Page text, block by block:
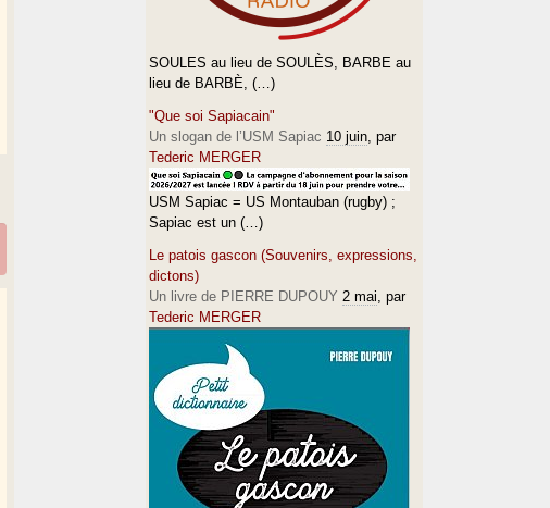
SOULES au lieu de SOULÈS, BARBE au
lieu de BARBÈ, (…)
"Que soi Sapiacain"
Un slogan de l’USM Sapiac 10 juin, par
Tederic MERGER
USM Sapiac = US Montauban (rugby) ;
Sapiac est un (…)
Le patois gascon (Souvenirs, expressions,
dictons)
Un livre de PIERRE DUPOUY 2 mai, par
Tederic MERGER